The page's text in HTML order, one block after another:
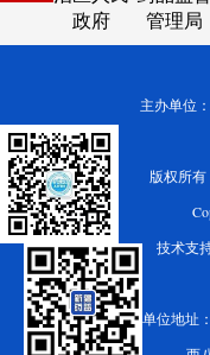
政府
管理局
主办单位
版权所
技术支
单位地址